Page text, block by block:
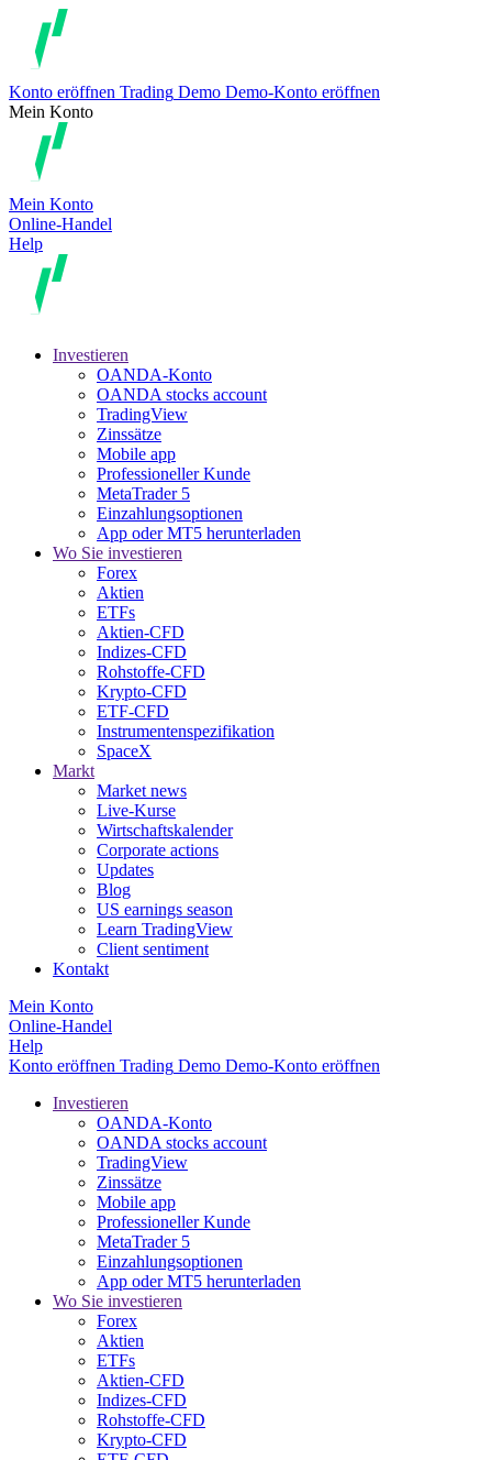
Konto eröffnen Trading Demo Demo-Konto eröffnen
Mein Konto
Mein Konto
Online-Handel
Help
Investieren
OANDA-Konto
OANDA stocks account
TradingView
Zinssätze
Mobile app
Professioneller Kunde
MetaTrader 5
Einzahlungsoptionen
App oder MT5 herunterladen
Wo Sie investieren
Forex
Aktien
ETFs
Aktien-CFD
Indizes-CFD
Rohstoffe-CFD
Krypto-CFD
ETF-CFD
Instrumentenspezifikation
SpaceX
Markt
Market news
Live-Kurse
Wirtschaftskalender
Corporate actions
Updates
Blog
US earnings season
Learn TradingView
Client sentiment
Kontakt
Mein Konto
Online-Handel
Help
Konto eröffnen Trading Demo Demo-Konto eröffnen
Investieren
OANDA-Konto
OANDA stocks account
TradingView
Zinssätze
Mobile app
Professioneller Kunde
MetaTrader 5
Einzahlungsoptionen
App oder MT5 herunterladen
Wo Sie investieren
Forex
Aktien
ETFs
Aktien-CFD
Indizes-CFD
Rohstoffe-CFD
Krypto-CFD